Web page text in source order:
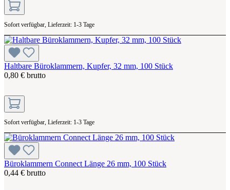
Sofort verfügbar, Lieferzeit: 1-3 Tage
Haltbare Büroklammern, Kupfer, 32 mm, 100 Stück
0,80 € brutto
Sofort verfügbar, Lieferzeit: 1-3 Tage
Büroklammern Connect Länge 26 mm, 100 Stück
0,44 € brutto